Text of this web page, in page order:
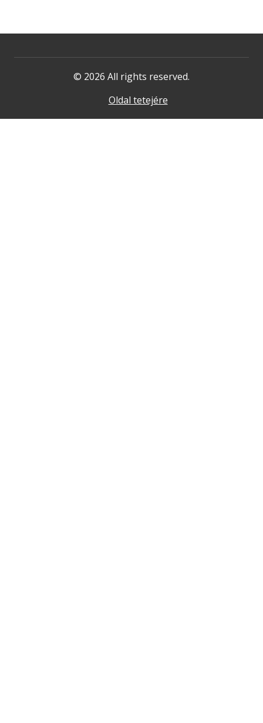
© 2026 All rights reserved.
Oldal tetejére